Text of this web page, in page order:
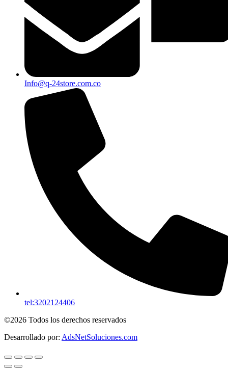
Info@q-24store.com.co
tel:3202124406
©2026 Todos los derechos reservados
Desarrollado por: AdsNetSoluciones.com